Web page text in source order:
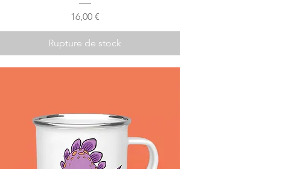
Prix
16,00 €
Rupture de stock